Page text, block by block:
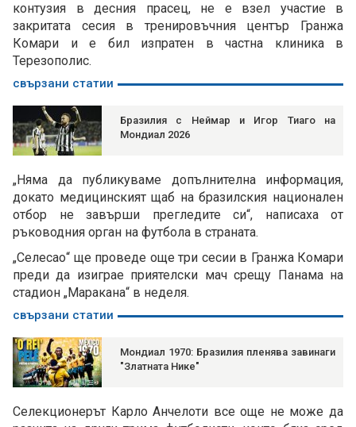
контузия в десния прасец, не е взел участие в
закритата сесия в тренировъчния център Гранжа
Комари и е бил изпратен в частна клиника в
Терезополис.
свързани статии
Бразилия с Неймар и Игор Тиаго на
Мондиал 2026
„Няма да публикуваме допълнителна информация,
докато медицинският щаб на бразилския национален
отбор не завърши прегледите си“, написаха от
ръководния орган на футбола в страната.
„Селесао“ ще проведе още три сесии в Гранжа Комари
преди да изиграе приятелски мач срещу Панама на
стадион „Маракана“ в неделя.
свързани статии
Мондиал 1970: Бразилия пленява завинаги
"Златната Нике"
Селекционерът Карло Анчелоти все още не може да